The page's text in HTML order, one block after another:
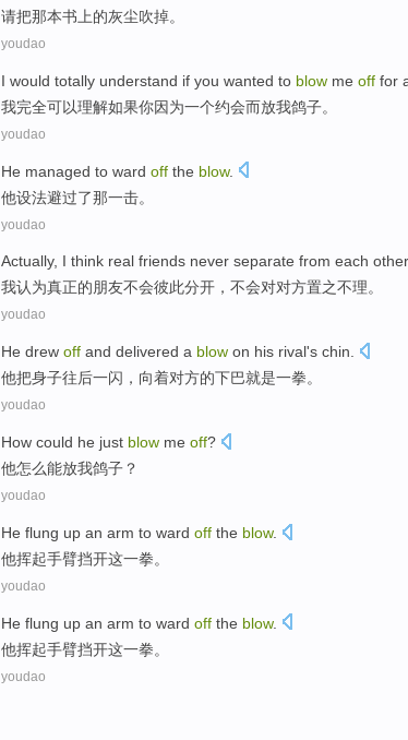
请把那本书 上的灰尘吹掉。
youdao
I would totally understand if you wanted to blow me off for
我完全可以理解如果你因为一个约会而放我鸽子。
youdao
He managed to ward off the blow.
他设法避过了那一击。
youdao
Actually, I think real friends never separate from each other
我认为真正的朋友不会彼此分开 ，不会对对方置之不理。
youdao
He drew off and delivered a blow on his rival's chin
他把身子往后一闪，向着对方的下巴就是一拳。
youdao
How could he just blow me off?
他怎么能放我鸽子？
youdao
He flung up an arm to ward off the blow.
他挥起手臂挡开这一拳。
youdao
He flung up an arm to ward off the blow.
他挥起手臂挡开这一拳。
youdao